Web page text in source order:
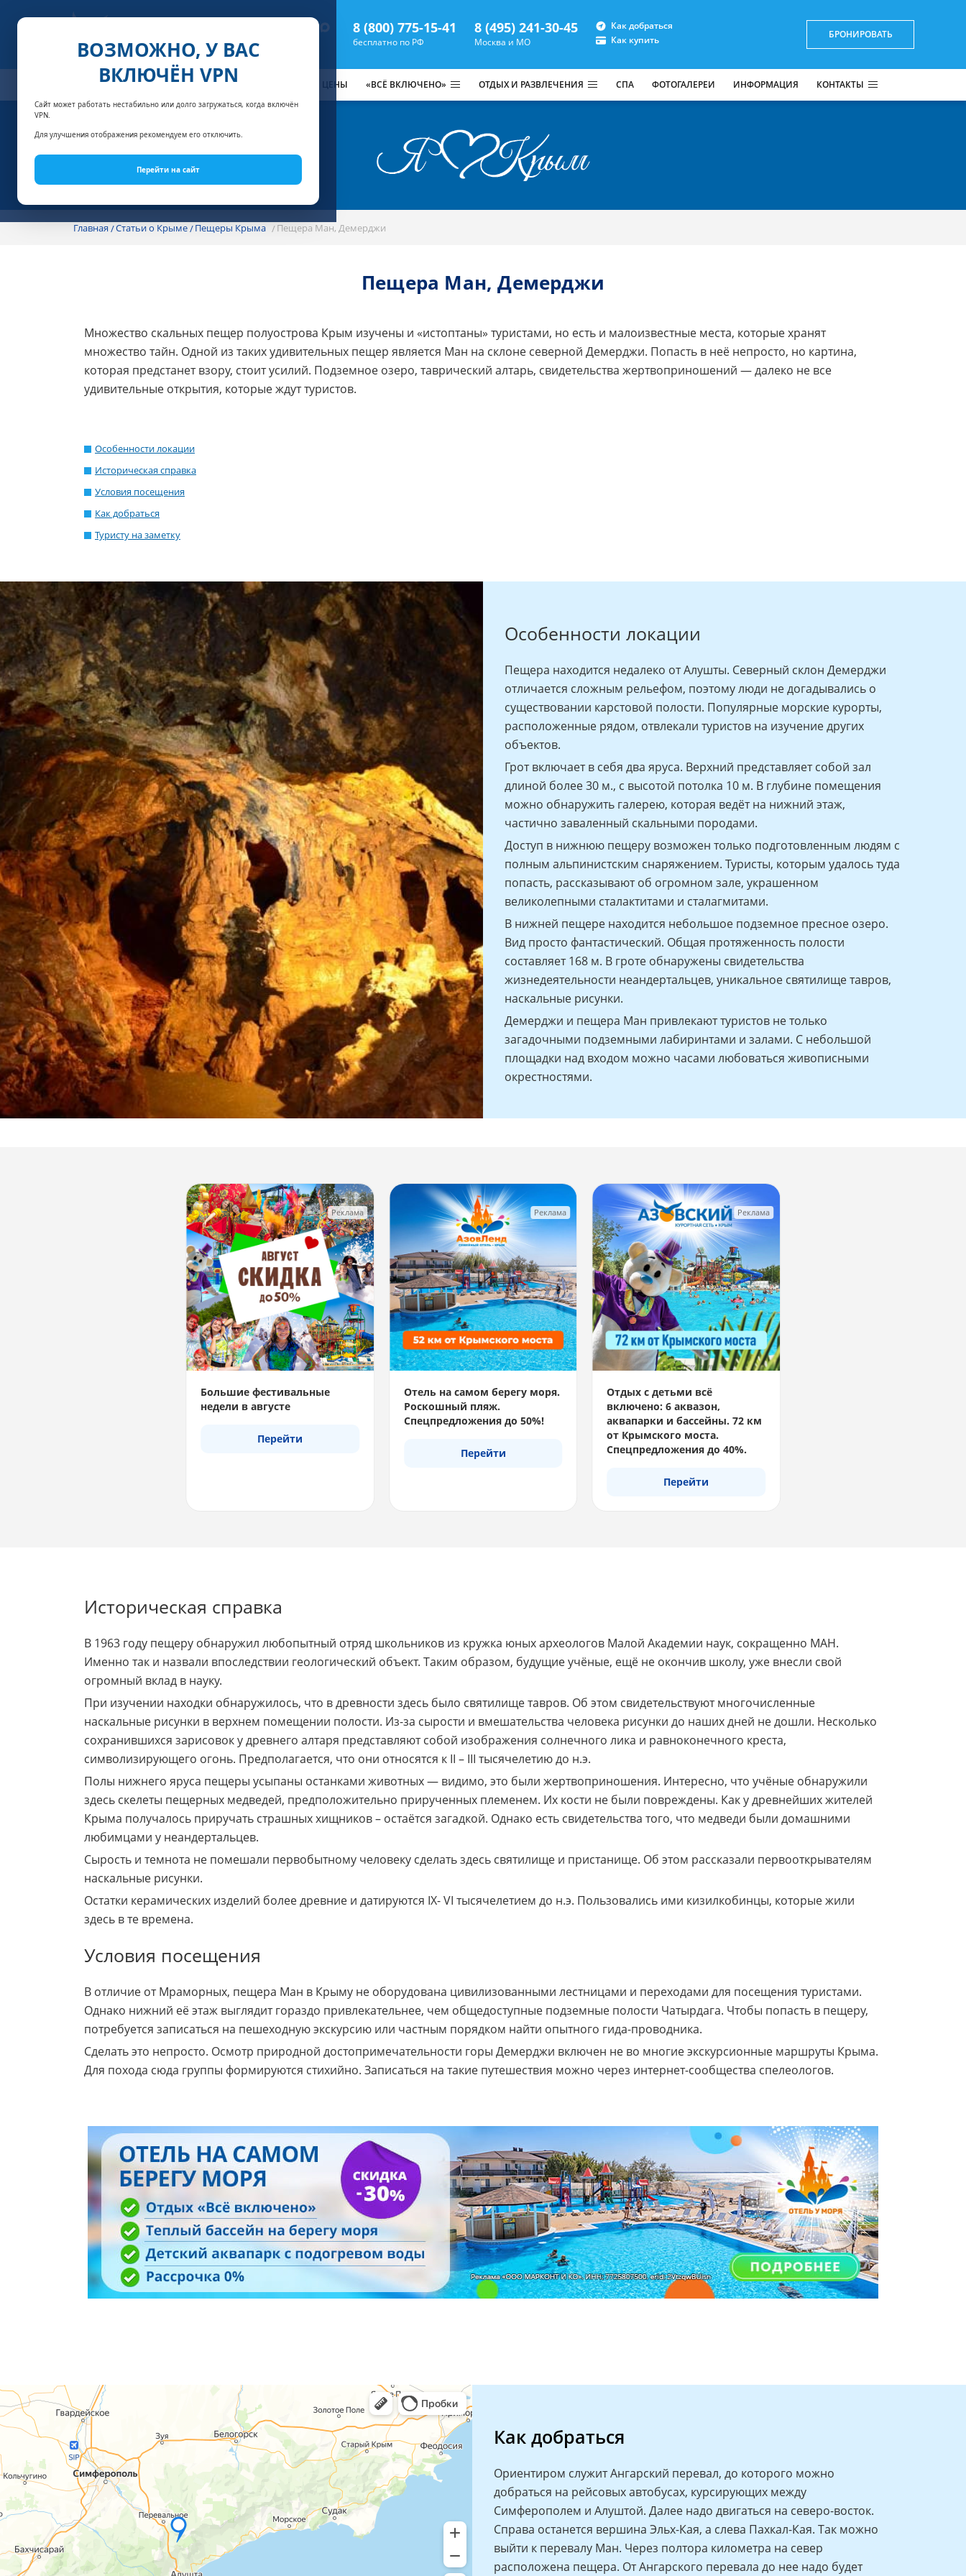
ВОЗМОЖНО, У ВАС
ВКЛЮЧЁН VPN
Сайт может работать нестабильно или долго загружаться, когда включён
VPN.
Для улучшения отображения рекомендуем его отключить.
Перейти на сайт
8 (800) 775-15-41
бесплатно по РФ
8 (495) 241-30-45
Москва и МО
Как добраться
Как купить
БРОНИРОВАТЬ
СПЕЦПРЕДЛОЖЕНИЯ АКЦИИ НОМЕРА И ЦЕНЫ «ВСЁ ВКЛЮЧЕНО» ОТДЫХ И РАЗВЛЕЧЕНИЯ СПА ФОТОГАЛЕРЕИ ИНФОРМАЦИЯ КОНТАКТЫ
Главная Статьи о Крыме Пещеры Крыма Пещера Ман, Демерджи
Пещера Ман, Демерджи
Множество скальных пещер полуострова Крым изучены и «истоптаны» туристами, но есть и малоизвестные места, которые хранят
множество тайн. Одной из таких удивительных пещер является Ман на склоне северной Демерджи. Попасть в неё непросто, но картина,
которая предстанет взору, стоит усилий. Подземное озеро, таврический алтарь, свидетельства жертвоприношений — далеко не все
удивительные открытия, которые ждут туристов.
Особенности локации
Историческая справка
Условия посещения
Как добраться
Туристу на заметку
Особенности локации
Пещера находится недалеко от Алушты. Северный склон Демерджи
отличается сложным рельефом, поэтому люди не догадывались о
существовании карстовой полости. Популярные морские курорты,
расположенные рядом, отвлекали туристов на изучение других
объектов.
Грот включает в себя два яруса. Верхний представляет собой зал
длиной более 30 м., с высотой потолка 10 м. В глубине помещения
можно обнаружить галерею, которая ведёт на нижний этаж,
частично заваленный скальными породами.
Доступ в нижнюю пещеру возможен только подготовленным людям с
полным альпинистским снаряжением. Туристы, которым удалось туда
попасть, рассказывают об огромном зале, украшенном
великолепными сталактитами и сталагмитами.
В нижней пещере находится небольшое подземное пресное озеро.
Вид просто фантастический. Общая протяженность полости
составляет 168 м. В гроте обнаружены свидетельства
жизнедеятельности неандертальцев, уникальное святилище тавров,
наскальные рисунки.
Демерджи и пещера Ман привлекают туристов не только
загадочными подземными лабиринтами и залами. С небольшой
площадки над входом можно часами любоваться живописными
окрестностями.
Реклама
Большие фестивальные
недели в августе
Перейти
Реклама
Отель на самом берегу моря.
Роскошный пляж.
Спецпредложения до 50%!
Перейти
Реклама
Отдых с детьми всё
включено: 6 аквазон,
аквапарки и бассейны. 72 км
от Крымского моста.
Спецпредложения до 40%.
Перейти
Историческая справка
В 1963 году пещеру обнаружил любопытный отряд школьников из кружка юных археологов Малой Академии наук, сокращенно МАН.
Именно так и назвали впоследствии геологический объект. Таким образом, будущие учёные, ещё не окончив школу, уже внесли свой
огромный вклад в науку.
При изучении находки обнаружилось, что в древности здесь было святилище тавров. Об этом свидетельствуют многочисленные
наскальные рисунки в верхнем помещении полости. Из-за сырости и вмешательства человека рисунки до наших дней не дошли. Несколько
сохранившихся зарисовок у древнего алтаря представляют собой изображения солнечного лика и равноконечного креста,
символизирующего огонь. Предполагается, что они относятся к II – III тысячелетию до н.э.
Полы нижнего яруса пещеры усыпаны останками животных — видимо, это были жертвоприношения. Интересно, что учёные обнаружили
здесь скелеты пещерных медведей, предположительно прирученных племенем. Их кости не были повреждены. Как у древнейших жителей
Крыма получалось приручать страшных хищников – остаётся загадкой. Однако есть свидетельства того, что медведи были домашними
любимцами у неандертальцев.
Сырость и темнота не помешали первобытному человеку сделать здесь святилище и пристанище. Об этом рассказали первооткрывателям
наскальные рисунки.
Остатки керамических изделий более древние и датируются IX- VI тысячелетием до н.э. Пользовались ими кизилкобинцы, которые жили
здесь в те времена.
Условия посещения
В отличие от Мраморных, пещера Ман в Крыму не оборудована цивилизованными лестницами и переходами для посещения туристами.
Однако нижний её этаж выглядит гораздо привлекательнее, чем общедоступные подземные полости Чатырдага. Чтобы попасть в пещеру,
потребуется записаться на пешеходную экскурсию или частным порядком найти опытного гида-проводника.
Сделать это непросто. Осмотр природной достопримечательности горы Демерджи включен не во многие экскурсионные маршруты Крыма.
Для похода сюда группы формируются стихийно. Записаться на такие путешествия можно через интернет-сообщества спелеологов.
Как добраться
Ориентиром служит Ангарский перевал, до которого можно
добраться на рейсовых автобусах, курсирующих между
Симферополем и Алуштой. Далее надо двигаться на северо-восток.
Справа останется вершина Эльх-Кая, а слева Пахкал-Кая. Так можно
выйти к перевалу Ман. Через полтора километра на север
расположена пещера. От Ангарского перевала до нее надо будет